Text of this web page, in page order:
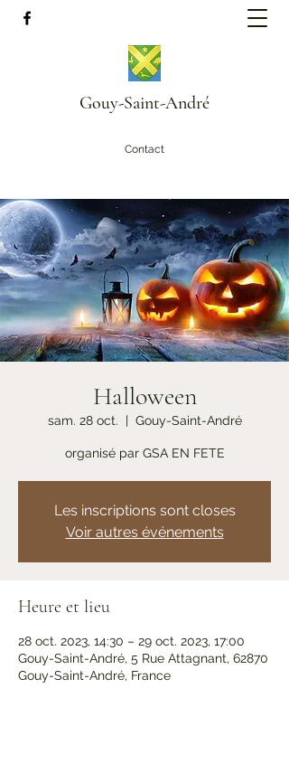
Gouy-Saint-André
Contact
Halloween
sam. 28 oct.
  |
Gouy-Saint-André
organisé par GSA EN FETE
Les inscriptions sont closes
Voir autres événements
Heure et lieu
28 oct. 2023, 14:30 – 29 oct. 2023, 17:00
Gouy-Saint-André, 5 Rue Attagnant, 62870
Gouy-Saint-André, France